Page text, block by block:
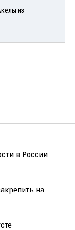
из
в России
на